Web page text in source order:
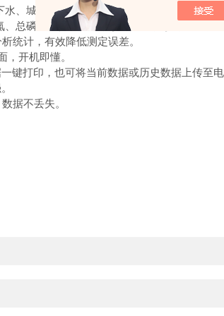
城市污水及工业废水中的化学需氧量(COD)
磷、总氮等百余项参数，支持参数自由定制
计，有效降低测定误差。
开机即懂。
打印，也可将当前数据或历史数据上传至
据不丢失。